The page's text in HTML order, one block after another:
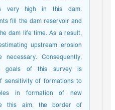
very high in this dam.
fill the dam reservoir and
dam life time. As a result,
upstream erosion
necessary. Consequently,
goals of this survey is
sensitivity of formations to
in formation of new
this aim, the border of